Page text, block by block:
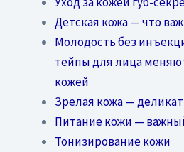
Детская кожа — что
Молодость без
тейпы для лица
кожей
Зрелая кожа —
Питание кожи —
Тонизирование кожи